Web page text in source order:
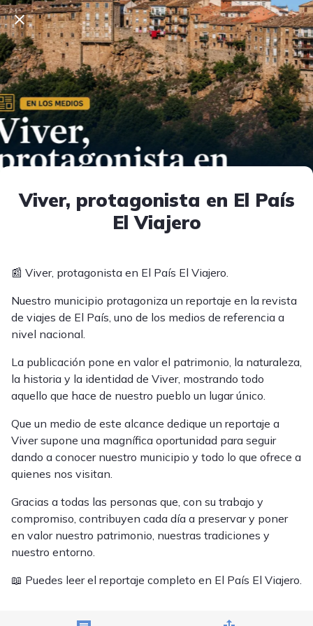
Viver, protagonista en El País
El Viajero
📰 Viver, protagonista en El País El Viajero.
Nuestro municipio protagoniza un reportaje en la revista
de viajes de El País, uno de los medios de referencia a
nivel nacional.
La publicación pone en valor el patrimonio, la naturaleza,
la historia y la identidad de Viver, mostrando todo
aquello que hace de nuestro pueblo un lugar único.
Que un medio de este alcance dedique un reportaje a
Viver supone una magnífica oportunidad para seguir
dando a conocer nuestro municipio y todo lo que ofrece a
quienes nos visitan.
Gracias a todas las personas que, con su trabajo y
compromiso, contribuyen cada día a preservar y poner
en valor nuestro patrimonio, nuestras tradiciones y
nuestro entorno.
📖 Puedes leer el reportaje completo en El País El Viajero.